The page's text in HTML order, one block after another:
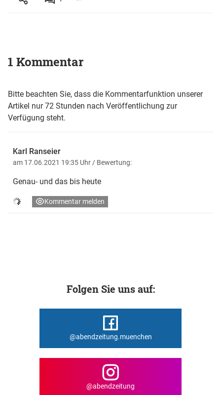
1 Kommentar
Bitte beachten Sie, dass die Kommentarfunktion unserer
Artikel nur 72 Stunden nach Veröffentlichung zur
Verfügung steht.
Karl Ranseier
am 17.06.2021 19:35 Uhr / Bewertung:
Genau- und das bis heute
Kommentar melden
Folgen Sie uns auf:
@abendzeitung.muenchen
@abendzeitung